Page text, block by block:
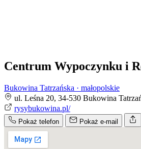
Centrum Wypoczynku i
Bukowina Tatrzańska · małopolskie
ul. Leśna 20, 34-530 Bukowina
rysybukowina.pl/
Pokaż telefon Pokaż e-mail